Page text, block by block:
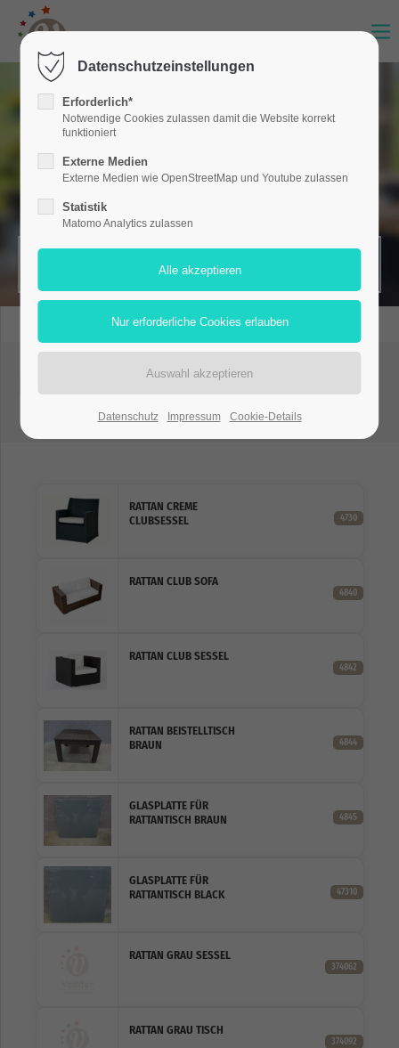
MERKZETTEL (0)
Rattanmöbel mieten
RATTAN CREME
CLUBSESSEL
4730
RATTAN CLUB SOFA
4840
RATTAN CLUB SESSEL
4842
RATTAN BEISTELLTISCH
BRAUN
4844
GLASPLATTE FÜR
RATTANTISCH BRAUN
4845
GLASPLATTE FÜR
RATTANTISCH BLACK
47310
RATTAN GRAU SESSEL
374062
RATTAN GRAU TISCH
374092
Datenschutzeinstellungen
Erforderlich*
Notwendige Cookies zulassen damit die Website korrekt
funktioniert
Externe Medien
Externe Medien wie OpenStreetMap und Youtube zulassen
Statistik
Matomo Analytics zulassen
Datenschutz Impressum Cookie-Details